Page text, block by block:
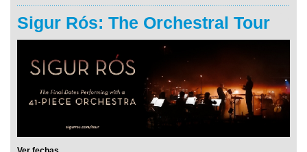
Sigur Rós: The Orchestral Tour